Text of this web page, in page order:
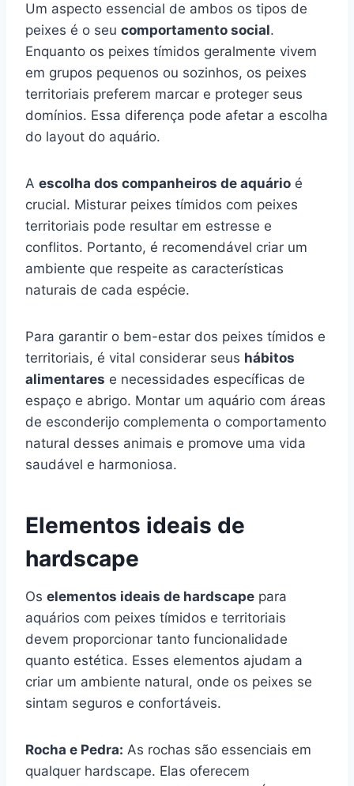
Um aspecto essencial de ambos os tipos de
peixes é o seu comportamento social.
Enquanto os peixes tímidos geralmente vivem
em grupos pequenos ou sozinhos, os peixes
territoriais preferem marcar e proteger seus
domínios. Essa diferença pode afetar a escolha
do layout do aquário.
A escolha dos companheiros de aquário é
crucial. Misturar peixes tímidos com peixes
territoriais pode resultar em estresse e
conflitos. Portanto, é recomendável criar um
ambiente que respeite as características
naturais de cada espécie.
Para garantir o bem-estar dos peixes tímidos e
territoriais, é vital considerar seus hábitos
alimentares e necessidades específicas de
espaço e abrigo. Montar um aquário com áreas
de esconderijo complementa o comportamento
natural desses animais e promove uma vida
saudável e harmoniosa.
Elementos ideais de
hardscape
Os elementos ideais de hardscape para
aquários com peixes tímidos e territoriais
devem proporcionar tanto funcionalidade
quanto estética. Esses elementos ajudam a
criar um ambiente natural, onde os peixes se
sintam seguros e confortáveis.
Rocha e Pedra: As rochas são essenciais em
qualquer hardscape. Elas oferecem